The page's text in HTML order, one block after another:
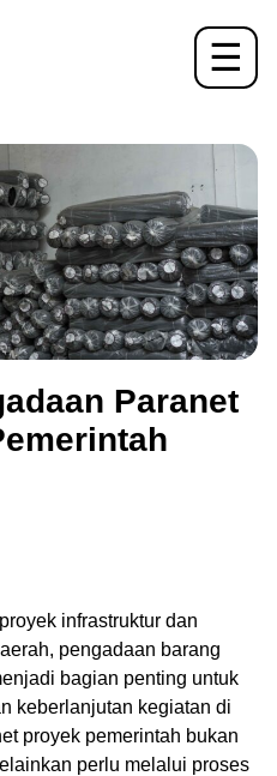
☰
Paranet
infrastruktur dan
pengadaan barang
bagian penting untuk
keberlanjutan kegiatan di
proyek pemerintah bukan
perlu melalui proses